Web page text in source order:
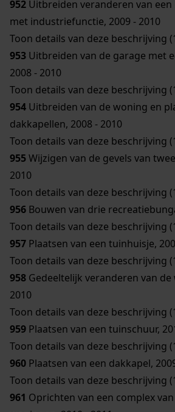
952 Uitbreiden veranderen van
met industriefunctie, 2009 - 2010
Toon details van deze beschrijving
953 Uitbreiden van de garage met
2008 - 2010
Toon details van deze beschrijving
954 Uitbreiden van de woning en
dakkapellen, 2008 - 2010
Toon details van deze beschrijving
955Wijzigen van de gevels van
2010
Toon details van deze beschrijving
956 Bouwen van drie
Toon details van deze beschrijving
957 Plaatsen van een tuinhuisje,
Toon details van deze beschrijving
958 Gedeeltelijk veranderen van de
2010
Toon details van deze beschrijving
959 Plaatsen van een tuinschuur,
Toon details van deze beschrijving
960 Plaatsen van een dakkapel,
Toon details van deze beschrijving
961 Oprichten van een complex